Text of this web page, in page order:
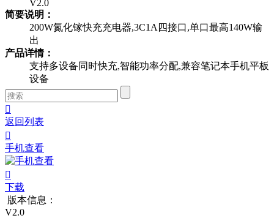
V2.0
简要说明：
200W氮化镓快充充电器,3C1A四接口,单口最高140W输
出
产品详情：
支持多设备同时快充,智能功率分配,兼容笔记本手机平板
设备

返回列表

手机查看

下载
版本信息：
V2.0